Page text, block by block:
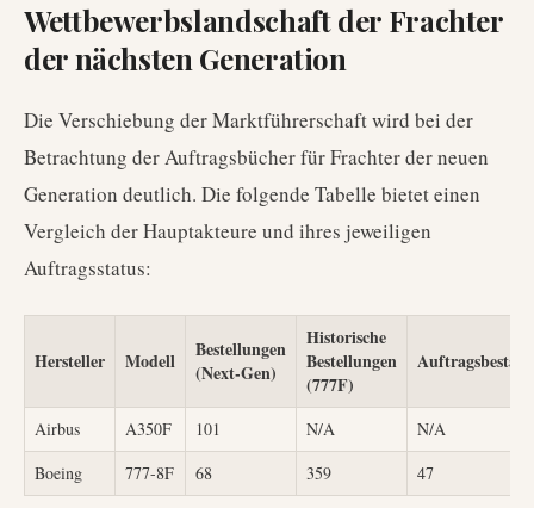
Wettbewerbslandschaft der Frachter
der nächsten Generation
Die Verschiebung der Marktführerschaft wird bei der
Betrachtung der Auftragsbücher für Frachter der neuen
Generation deutlich. Die folgende Tabelle bietet einen
Vergleich der Hauptakteure und ihres jeweiligen
Auftragsstatus:
Hersteller Modell
Bestellungen
(Next-Gen)
Historische
Bestellungen
(777F)
Airbus A350F 101 N/A
N/A
Boeing
777-8F 68 359 47